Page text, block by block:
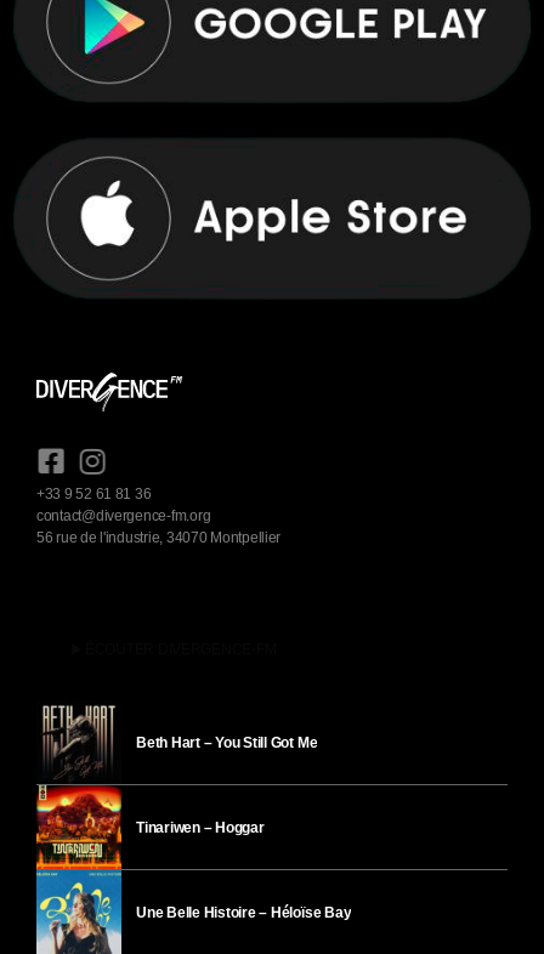
+33 9 52 61 81 36
contact@divergence-fm.org
56 rue de l'industrie, 34070 Montpellier
Beth Hart – You Still Got Me
Tinariwen – Hoggar
Une Belle Histoire – Héloïse Bay